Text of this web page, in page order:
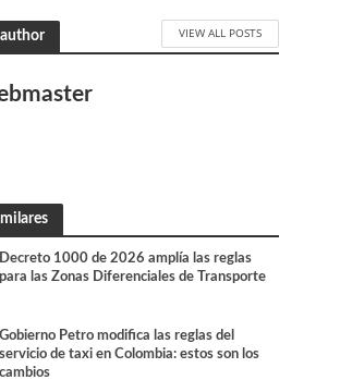
VIEW ALL POSTS
Decreto 1000 de 2026 amplía las reglas
para las Zonas Diferenciales de Transporte
Gobierno Petro modifica las reglas del
servicio de taxi en Colombia: estos son los
cambios